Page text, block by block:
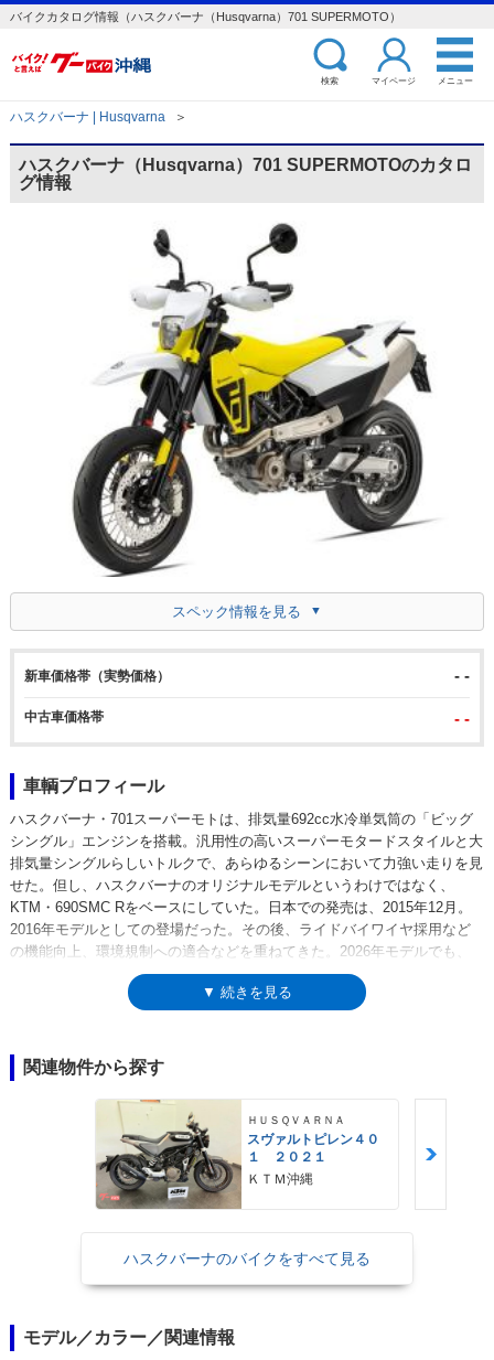
バイクカタログ情報（ハスクバーナ（Husqvarna）701 SUPERMOTO）
検索 マイページ メニュー
ハスクバーナ | Husqvarna ＞
ハスクバーナ（Husqvarna）701 SUPERMOTOのカタロ
グ情報
スペック情報を見る
新車価格帯（実勢価格） - -
中古車価格帯 - -
車輌プロフィール
ハスクバーナ・701スーパーモトは、排気量692cc水冷単気筒の「ビッグ
シングル」エンジンを搭載。汎用性の高いスーパーモタードスタイルと大
排気量シングルらしいトルクで、あらゆるシーンにおいて力強い走りを見
せた。但し、ハスクバーナのオリジナルモデルというわけではなく、
KTM・690SMC Rをベースにしていた。日本での発売は、2015年12月。
2016年モデルとしての登場だった。その後、ライドバイワイヤ採用など
の機能向上、環境規制への適合などを重ねてきた。2026年モデルでも、
欧州のユーロ5+環境規制をクリアするための仕様変更を受けた。LC4エン
ジンは規制対応しながらも最高出力を向上させ、ABSなどの車体の電子制
し、ヘッドライトはLED化された。
▼ 続きを見る
関連物件から探す
ＨＵＳＱＶＡＲＮＡ
スヴァルトピレン４０
１ ２０２１
ＫＴＭ沖縄
ハスクバーナのバイクをすべて見る
モデル／カラー／関連情報